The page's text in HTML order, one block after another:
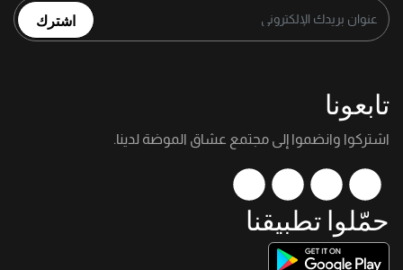
اشترك
تابعونا
اشتركوا وانضموا إلى مجتمع عشاق الموضة لدينا.
حمّلوا تطبيقنا